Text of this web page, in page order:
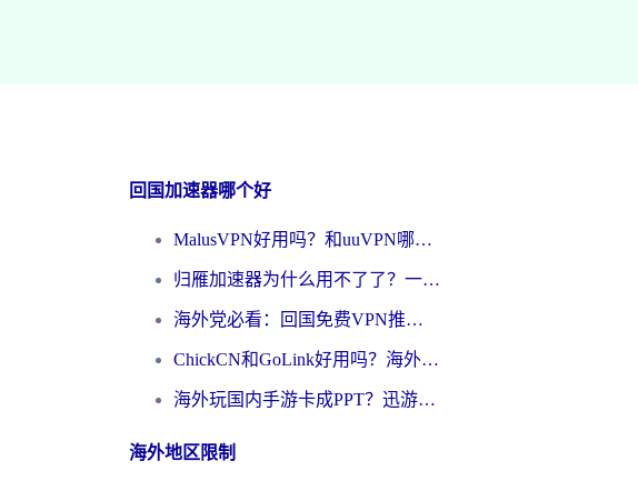
回国加速器哪个好
MalusVPN好用吗？和uuVPN哪个好？海外党无缝访问国内资源的真实对比与选择指南
归雁加速器为什么用不了了？一位海外游子的真实困惑与技术解答
海外党必看：回国免费VPN推荐？别踩坑！教你选对加速器无缝刷国内资源
ChickCN和GoLink好用吗？海外党如何选对回国加速器
海外玩国内手游卡成PPT？迅游和奇游手游哪个好？一篇讲透回国加速器怎么选
海外地区限制